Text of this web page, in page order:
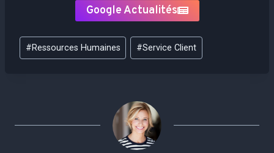
Google Actualités
Étiquettes
de
#Ressources Humaines #Service Client